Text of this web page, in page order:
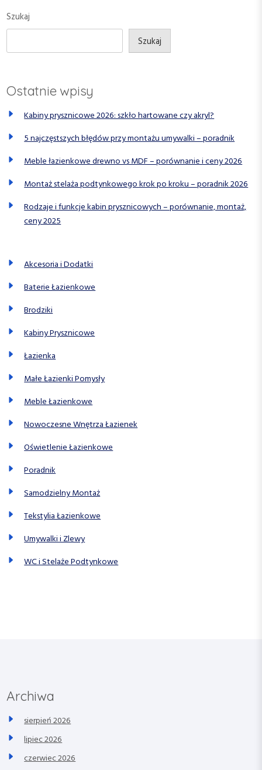
w
i
u
t
s
t
Szukaj
Szukaj
Ostatnie wpisy
Kabiny prysznicowe 2026: szkło hartowane czy akryl?
5 najczęstszych błędów przy montażu umywalki – poradnik
Meble łazienkowe drewno vs MDF – porównanie i ceny 2026
Montaż stelaża podtynkowego krok po kroku – poradnik 2026
Rodzaje i funkcje kabin prysznicowych – porównanie, montaż,
ceny 2025
Akcesoria i Dodatki
Baterie Łazienkowe
Brodziki
Kabiny Prysznicowe
Łazienka
Małe Łazienki Pomysły
Meble Łazienkowe
Nowoczesne Wnętrza Łazienek
Oświetlenie Łazienkowe
Poradnik
Samodzielny Montaż
Tekstylia Łazienkowe
Umywalki i Zlewy
WC i Stelaże Podtynkowe
Archiwa
sierpień 2026
lipiec 2026
czerwiec 2026